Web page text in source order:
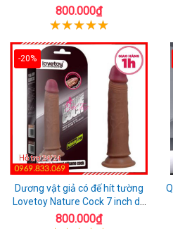
800.000₫
-20%
Dương vật giả có đế hít tường
Lovetoy Nature Cock 7 inch da
đen
800.000₫